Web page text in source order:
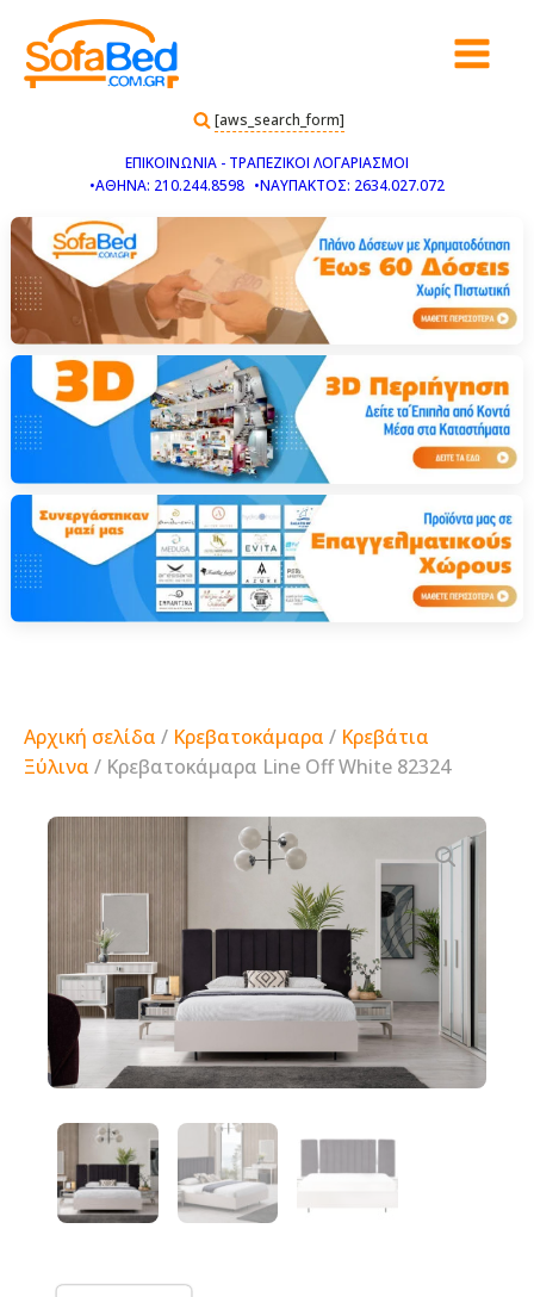
[aws_search_form]
ΕΠΙΚΟΙΝΩΝΙΑ - ΤΡΑΠΕΖΙΚΟΙ ΛΟΓΑΡΙΑΣΜΟΙ
•ΑΘΗΝΑ: 210.244.8598 •ΝΑΥΠΑΚΤΟΣ: 2634.027.072
Αρχική σελίδα / Κρεβατοκάμαρα / Κρεβάτια
Ξύλινα / Κρεβατοκάμαρα Line Off White 82324